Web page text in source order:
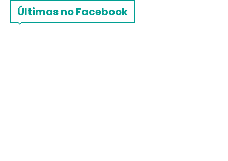
Últimas no Facebook